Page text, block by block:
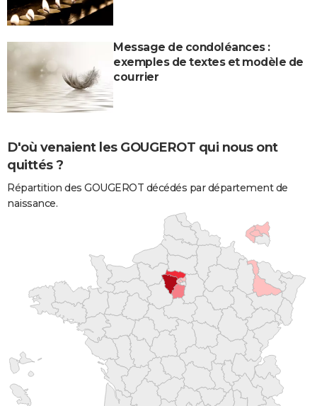
Message de condoléances :
exemples de textes et modèle de
courrier
D'où venaient les GOUGEROT qui nous ont
quittés ?
Répartition des GOUGEROT décédés par département de
naissance.